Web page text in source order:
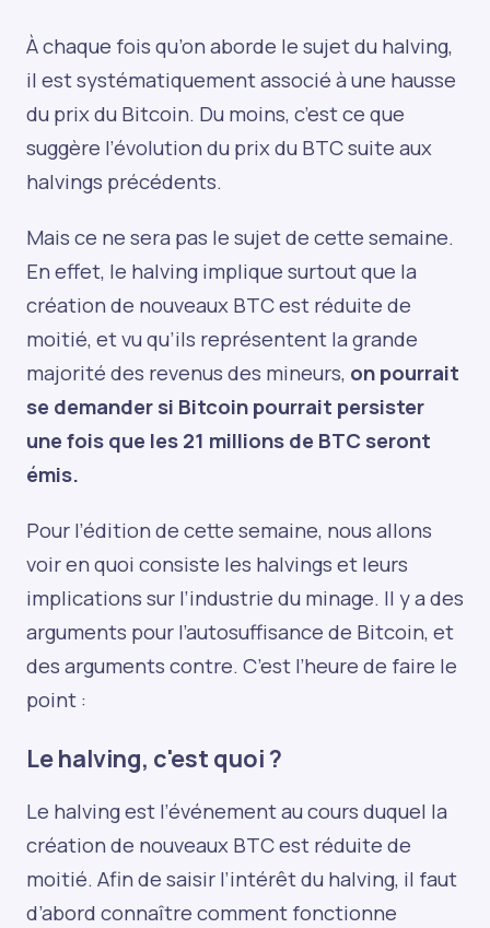
À chaque fois qu’on aborde le sujet du halving,
il est systématiquement associé à une hausse
du prix du Bitcoin. Du moins, c’est ce que
suggère l’évolution du prix du BTC suite aux
halvings précédents.
Mais ce ne sera pas le sujet de cette semaine.
En effet, le halving implique surtout que la
création de nouveaux BTC est réduite de
moitié, et vu qu’ils représentent la grande
majorité des revenus des mineurs, on pourrait
se demander si Bitcoin pourrait persister
une fois que les 21 millions de BTC seront
émis.
Pour l’édition de cette semaine, nous allons
voir en quoi consiste les halvings et leurs
implications sur l’industrie du minage. Il y a des
arguments pour l’autosuffisance de Bitcoin, et
des arguments contre. C’est l’heure de faire le
point :
Le halving, c'est quoi ?
Le halving est l’événement au cours duquel la
création de nouveaux BTC est réduite de
moitié. Afin de saisir l’intérêt du halving, il faut
d’abord connaître comment fonctionne